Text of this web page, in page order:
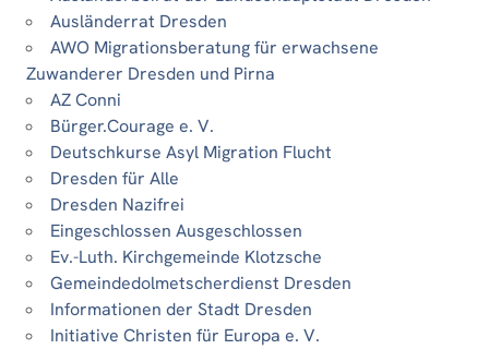
Ausländerrat Dresden
AWO Migrationsberatung für erwachsene
Zuwanderer Dresden und Pirna
AZ Conni
Bürger.Courage e. V.
Deutschkurse Asyl Migration Flucht
Dresden für Alle
Dresden Nazifrei
Eingeschlossen Ausgeschlossen
Ev.-Luth. Kirchgemeinde Klotzsche
Gemeindedolmetscherdienst Dresden
Informationen der Stadt Dresden
Initiative Christen für Europa e. V.